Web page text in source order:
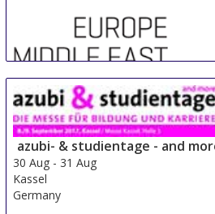
Sre Con Europe Middle East
29 Aug-31 Aug
Duesseldorf area
Germany
azubi- & studientage - and
30 Aug - 31 Aug
Kassel
Germany